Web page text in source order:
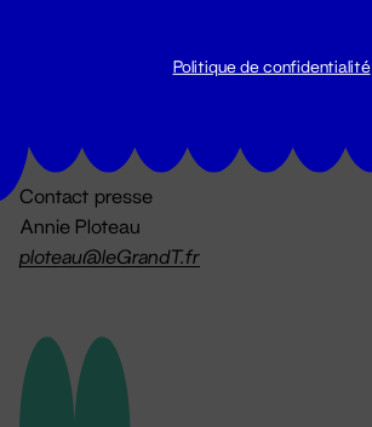
Du lundi au vendredi 14h → 18h
Contact presse
Annie Ploteau
ploteau@leGrandT.fr
Politique de confidentialité